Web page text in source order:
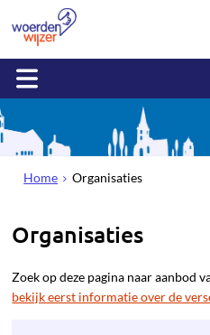
Home Organisaties
Organisaties
Zoek op deze pagina naar aanbod
bekijk eerst informatie over de